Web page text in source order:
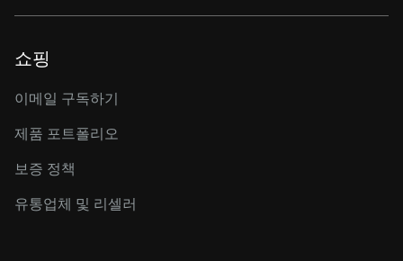
쇼핑
이메일 구독하기
제품 포트폴리오
보증 정책
유통업체 및 리셀러